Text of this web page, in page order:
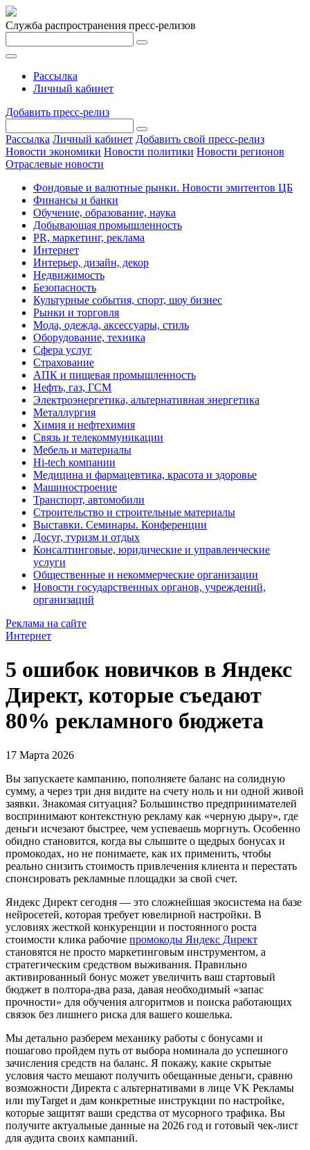
Служба распространения пресс-релизов
Рассылка
Личный кабинет
Добавить пресс-релиз
Рассылка Личный кабинет Добавить свой пресс-релиз
Новости экономики Новости политики Новости регионов
Отраслевые новости
Фондовые и валютные рынки. Новости эмитентов ЦБ
Финансы и банки
Обучение, образование, наука
Добывающая промышленность
PR, маркетинг, реклама
Интернет
Интерьер, дизайн, декор
Недвижимость
Безопасность
Культурные события, спорт, шоу бизнес
Рынки и торговля
Мода, одежда, аксессуары, стиль
Оборудование, техника
Сфера услуг
Страхование
АПК и пищевая промышленность
Нефть, газ, ГСМ
Электроэнергетика, альтернативная энергетика
Металлургия
Химия и нефтехимия
Связь и телекоммуникации
Мебель и материалы
Hi-tech компании
Медицина и фармацевтика, красота и здоровье
Машиностроение
Транспорт, автомобили
Строительство и строительные материалы
Выставки. Семинары. Конференции
Досуг, туризм и отдых
Консалтинговые, юридические и управленческие
услуги
Общественные и некоммерческие организации
Новости государственных органов, учреждений,
организаций
Реклама на сайте
Интернет
5 ошибок новичков в Яндекс
Директ, которые съедают
80% рекламного бюджета
17 Марта 2026
Вы запускаете кампанию, пополняете баланс на солидную
сумму, а через три дня видите на счету ноль и ни одной живой
заявки. Знакомая ситуация? Большинство предпринимателей
воспринимают контекстную рекламу как «черную дыру», где
деньги исчезают быстрее, чем успеваешь моргнуть. Особенно
обидно становится, когда вы слышите о щедрых бонусах и
промокодах, но не понимаете, как их применить, чтобы
реально снизить стоимость привлечения клиента и перестать
спонсировать рекламные площадки за свой счет.
Яндекс Директ сегодня — это сложнейшая экосистема на базе
нейросетей, которая требует ювелирной настройки. В
условиях жесткой конкуренции и постоянного роста
стоимости клика рабочие промокоды Яндекс Директ
становятся не просто маркетинговым инструментом, а
стратегическим средством выживания. Правильно
активированный бонус может увеличить ваш стартовый
бюджет в полтора-два раза, давая необходимый «запас
прочности» для обучения алгоритмов и поиска работающих
связок без лишнего риска для вашего кошелька.
Мы детально разберем механику работы с бонусами и
пошагово пройдем путь от выбора номинала до успешного
зачисления средств на баланс. Я покажу, какие скрытые
условия часто мешают получить обещанные деньги, сравню
возможности Директа с альтернативами в лице VK Рекламы
или myTarget и дам конкретные инструкции по настройке,
которые защитят ваши средства от мусорного трафика. Вы
получите актуальные данные на 2026 год и готовый чек-лист
для аудита своих кампаний.